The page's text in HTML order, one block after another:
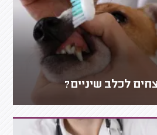
לכלב שיניים?